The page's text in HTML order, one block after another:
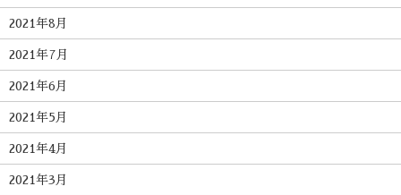
2021年8月
2021年7月
2021年6月
2021年5月
2021年4月
2021年3月